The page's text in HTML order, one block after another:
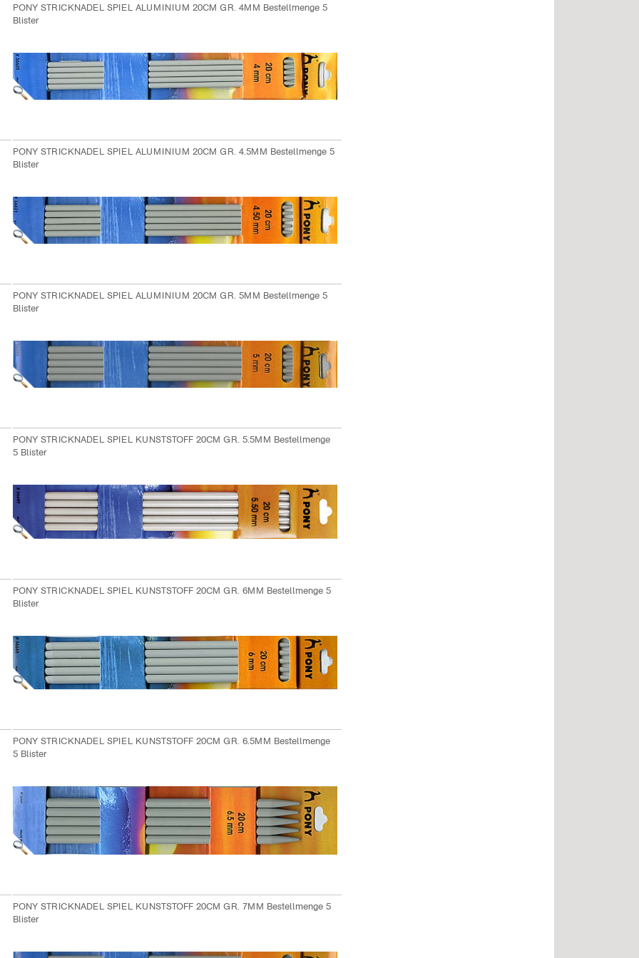
PONY STRICKNADEL SPIEL ALUMINIUM 20CM GR. 4MM Bestellmenge 5
Blister
PONY STRICKNADEL SPIEL ALUMINIUM 20CM GR. 4.5MM Bestellmenge 5
Blister
PONY STRICKNADEL SPIEL ALUMINIUM 20CM GR. 5MM Bestellmenge 5
Blister
PONY STRICKNADEL SPIEL KUNSTSTOFF 20CM GR. 5.5MM Bestellmenge
5 Blister
PONY STRICKNADEL SPIEL KUNSTSTOFF 20CM GR. 6MM Bestellmenge 5
Blister
PONY STRICKNADEL SPIEL KUNSTSTOFF 20CM GR. 6.5MM Bestellmenge
5 Blister
PONY STRICKNADEL SPIEL KUNSTSTOFF 20CM GR. 7MM Bestellmenge 5
Blister